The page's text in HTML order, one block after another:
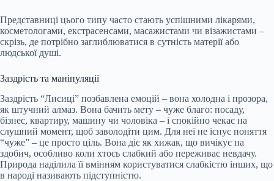
Представниці цього типу часто стають успішними лікарями,
косметологами, екстрасенсами, масажистами чи візажистами –
скрізь, де потрібно заглиблюватися в сутність матерії або
людської душі.
Заздрість та маніпуляції
Заздрість “Лисиці” позбавлена емоцій – вона холодна і прозора,
як штучний алмаз. Вона бачить мету – чуже благо: посаду,
бізнес, квартиру, машину чи чоловіка – і спокійно чекає на
слушний момент, щоб заволодіти цим. Для неї не існує поняття
“чуже” – це просто ціль. Вона діє як хижак, що вичікує на
здобич, особливо коли хтось слабкий або переживає невдачу.
Природа наділила її вмінням користуватися слабкістю інших, що
в народі називають підступністю.